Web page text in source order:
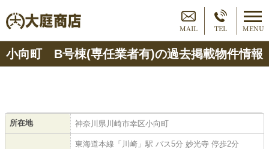
MAIL TEL MENU
小向町 B号棟(専任業者有)の過去掲載物件情報
所在地 神奈川県川崎市幸区小向町
東海道本線「川崎」駅 バス5分 妙光寺 停歩2分